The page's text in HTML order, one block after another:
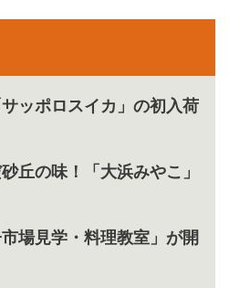
ッポロスイカ」の初入荷
丘の味！「大浜みやこ」
場見学・料理教室」が開